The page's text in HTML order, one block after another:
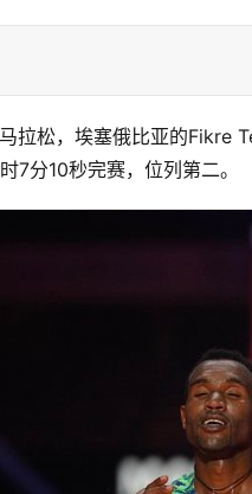
拉松，埃塞俄比亚的Fikre
分10秒完赛，位列第二。